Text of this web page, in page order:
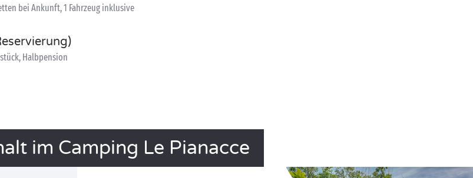
bei Ankunft, 1 Fahrzeug inklusive
Halbpension
im Camping Le Pianacce